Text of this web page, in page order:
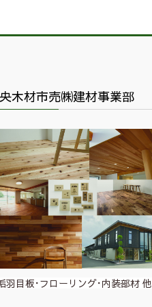
木材市売㈱建材事業部
羽目板･フローリング･内装部材 他